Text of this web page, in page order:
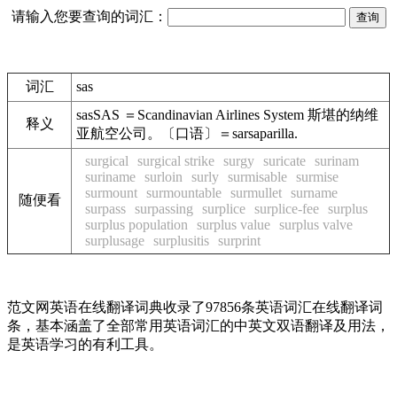
请输入您要查询的词汇：
词汇 sas
释义
sasSAS ＝Scandinavian Airlines System 斯堪的纳维
亚航空公司。〔口语〕＝sarsaparilla.
随便看
surgical surgical strike surgy suricate surinam
suriname surloin surly surmisable surmise
surmount surmountable surmullet surname
surpass surpassing surplice surplice-fee surplus
surplus population
surplus value surplus valve
surplusage surplusitis surprint
范文网英语在线翻译词典收录了97856条英语词汇在线翻译词
条，基本涵盖了全部常用英语词汇的中英文双语翻译及用法，
是英语学习的有利工具。